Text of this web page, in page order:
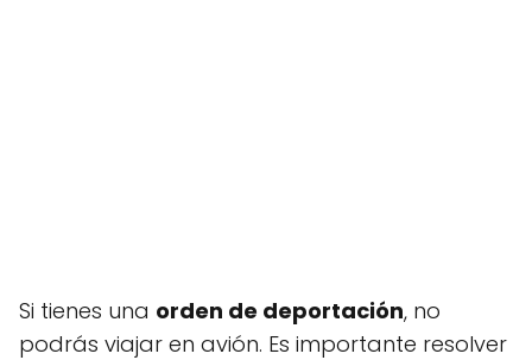
Si tienes una orden de deportación, no
podrás viajar en avión. Es importante resolver